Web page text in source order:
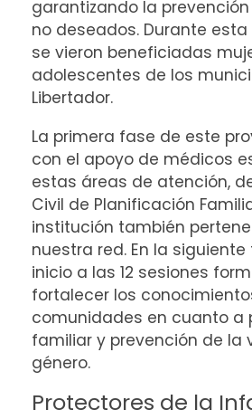
garantizando la
no deseados. Durante
se vieron beneficiadas
adolescentes de los
Libertador.
La primera fase de este
con el apoyo de médicos
estas áreas de atención,
Civil de Planificación
institución también
nuestra red. En la
inicio a las 12 sesiones
fortalecer los
comunidades en cuanto a
familiar y prevención de la
género.
Protectores de la